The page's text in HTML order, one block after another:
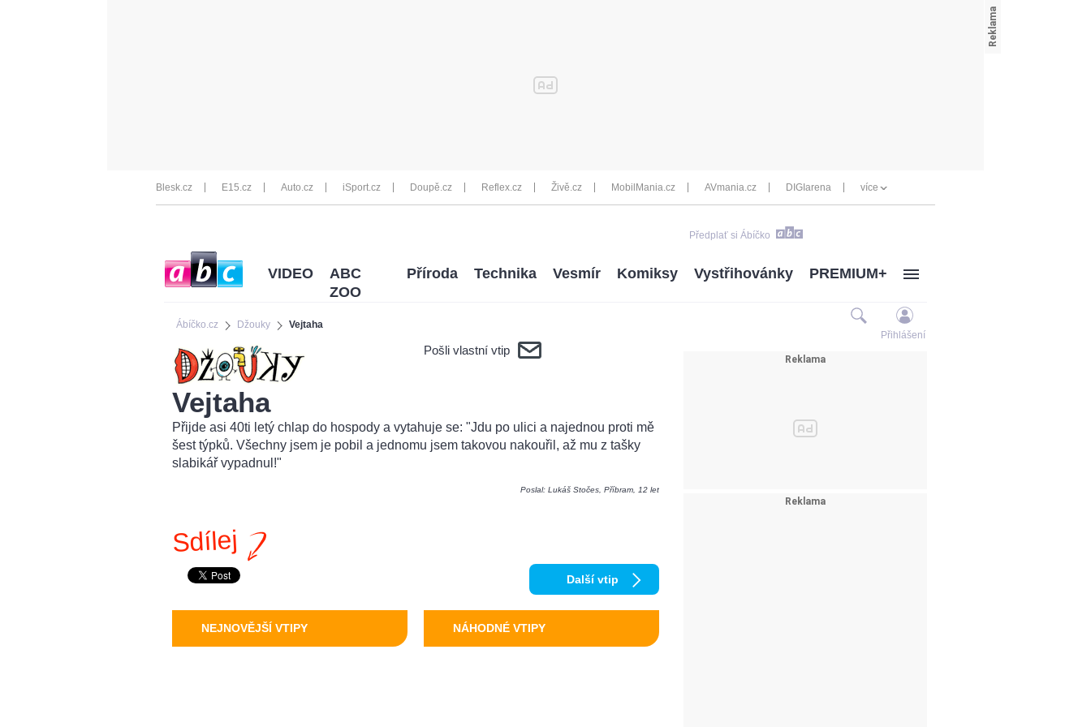
Blesk.cz E15.cz Auto.cz iSport.cz Doupě.cz Reflex.cz Živě.cz MobilMania.cz AVmania.cz DIGIarena více
Předplať si Ábíčko
Ábíčko.cz Džouky Vejtaha
VIDEO
ABC
ZOO
Příroda Technika Vesmír Komiksy Vystřihovánky PREMIUM+
Přihlášení
Pošli vlastní vtip
Vejtaha
Přijde asi 40ti letý chlap do hospody a vytahuje se: "Jdu po ulici a najednou proti mě
šest týpků. Všechny jsem je pobil a jednomu jsem takovou nakouřil, až mu z tašky
slabikář vypadnul!"
Poslal: Lukáš Stočes, Příbram, 12 let
Sdílej
Další vtip
NEJNOVĚJŠÍ VTIPY NÁHODNÉ VTIPY